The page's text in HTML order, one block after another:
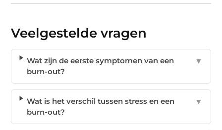
Veelgestelde vragen
Wat zijn de eerste symptomen van een
burn-out?
▼
Wat is het verschil tussen stress en een
burn-out?
▼